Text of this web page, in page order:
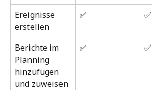
Ereignisse
erstellen
✅ ✅
Berichte im
Planning
hinzufügen
und zuweisen
✅ ✅